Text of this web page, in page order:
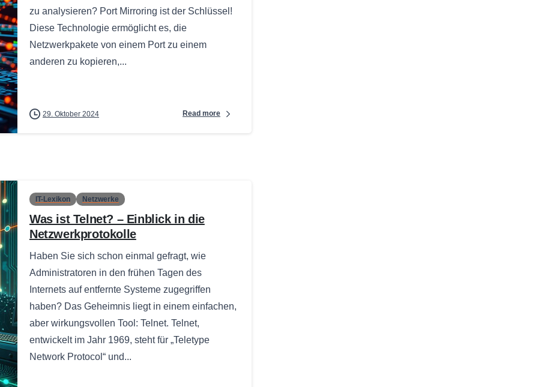
zu analysieren? Port Mirroring ist der Schlüssel!
Diese Technologie ermöglicht es, die
Netzwerkpakete von einem Port zu einem
anderen zu kopieren,...
29. Oktober 2024 Read more
IT-Lexikon Netzwerke
Was ist Telnet? – Einblick in die
Netzwerkprotokolle
Haben Sie sich schon einmal gefragt, wie
Administratoren in den frühen Tagen des
Internets auf entfernte Systeme zugegriffen
haben? Das Geheimnis liegt in einem einfachen,
aber wirkungsvollen Tool: Telnet. Telnet,
entwickelt im Jahr 1969, steht für „Teletype
Network Protocol“ und...